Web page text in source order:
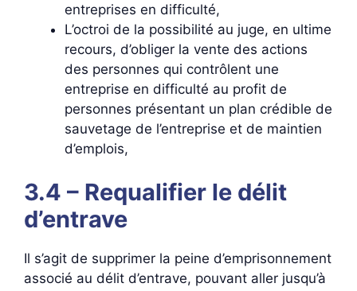
entreprises en difficulté,
L’octroi de la possibilité au juge, en ultime
recours, d’obliger la vente des actions
des personnes qui contrôlent une
entreprise en difficulté au profit de
personnes présentant un plan crédible de
sauvetage de l’entreprise et de maintien
d’emplois,
3.4 – Requalifier le délit
d’entrave
Il s’agit de supprimer la peine d’emprisonnement
associé au délit d’entrave, pouvant aller jusqu’à